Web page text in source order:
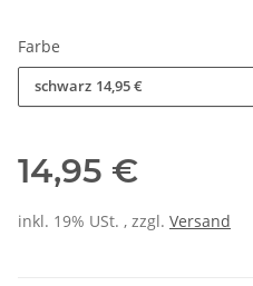
Farbe
schwarz 14,95 €
14,95 €
inkl. 19% USt. , zzgl. Versand